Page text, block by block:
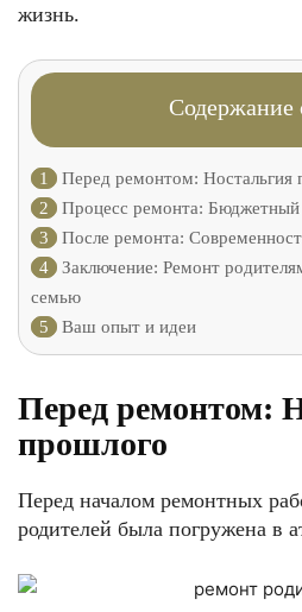
жизнь.
Содержание
1
Перед ремонтом: Ностальгия
2
Процесс ремонта: Бюджетный
3
После ремонта:
4
Заключение: Ремонт
семью
5
Ваш опыт и идеи
Перед ремонтом:
прошлого
Перед началом ремонтных
родителей была погружена в